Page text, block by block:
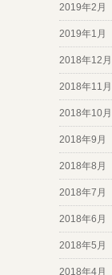
2019年2月
2019年1月
2018年12月
2018年11月
2018年10月
2018年9月
2018年8月
2018年7月
2018年6月
2018年5月
2018年4月